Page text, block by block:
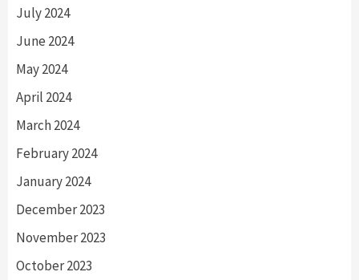
July 2024
June 2024
May 2024
April 2024
March 2024
February 2024
January 2024
December 2023
November 2023
October 2023